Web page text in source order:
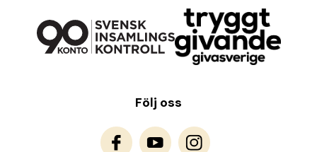
Följ oss